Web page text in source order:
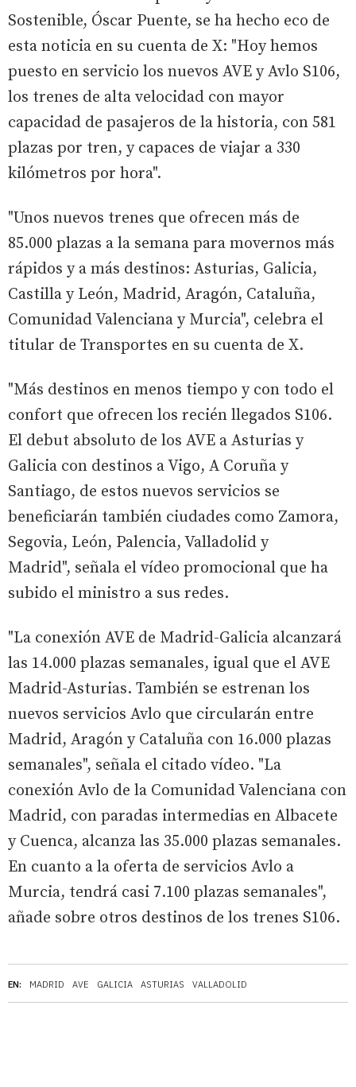
EN: MADRID AVE GALICIA ASTURIAS VALLADOLID
Sostenible, Óscar Puente, se ha hecho eco de
esta noticia en su cuenta de X: "Hoy hemos
puesto en servicio los nuevos AVE y Avlo S106,
los trenes de alta velocidad con mayor
capacidad de pasajeros de la historia, con 581
plazas por tren, y capaces de viajar a 330
kilómetros por hora".
"Unos nuevos trenes que ofrecen más de
85.000 plazas a la semana para movernos más
rápidos y a más destinos: Asturias, Galicia,
Castilla y León, Madrid, Aragón, Cataluña,
Comunidad Valenciana y Murcia", celebra el
titular de Transportes en su cuenta de X.
"Más destinos en menos tiempo y con todo el
confort que ofrecen los recién llegados S106.
El debut absoluto de los AVE a Asturias y
Galicia con destinos a Vigo, A Coruña y
Santiago, de estos nuevos servicios se
beneficiarán también ciudades como Zamora,
Segovia, León, Palencia, Valladolid y
Madrid", señala el vídeo promocional que ha
subido el ministro a sus redes.
"La conexión AVE de Madrid-Galicia alcanzará
las 14.000 plazas semanales, igual que el AVE
Madrid-Asturias. También se estrenan los
nuevos servicios Avlo que circularán entre
Madrid, Aragón y Cataluña con 16.000 plazas
semanales", señala el citado vídeo. "La
conexión Avlo de la Comunidad Valenciana con
Madrid, con paradas intermedias en Albacete
y Cuenca, alcanza las 35.000 plazas semanales.
En cuanto a la oferta de servicios Avlo a
Murcia, tendrá casi 7.100 plazas semanales",
añade sobre otros destinos de los trenes S106.